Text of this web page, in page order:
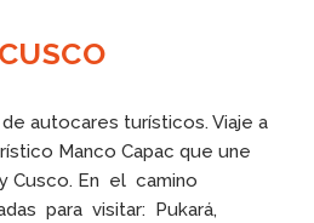
autocares turísticos. Viaje a
Manco Capac que une
Cusco. En el camino
para visitar: Pukará,